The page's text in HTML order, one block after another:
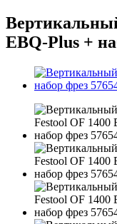
EBQ-Plus +